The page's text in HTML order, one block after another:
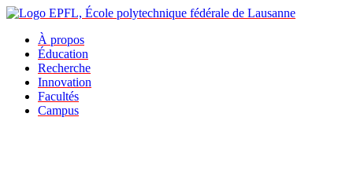
À propos
Éducation
Recherche
Innovation
Facultés
Campus